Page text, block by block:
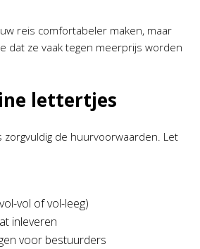
reis comfortabeler maken, maar
dat ze vaak tegen meerprijs worden
lettertjes
de huurvoorwaarden. Let
vol of vol-leeg)
inleveren
voor bestuurders